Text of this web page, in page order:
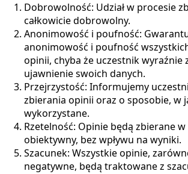
Dobrowolność: Udział w procesie
całkowicie dobrowolny.
Anonimowość i poufność:
anonimowość i poufność
opinii, chyba że uczestnik wyraźnie
ujawnienie swoich danych.
Przejrzystość: Informujemy
zbierania opinii oraz o sposobie, w
wykorzystane.
Rzetelność: Opinie będą zbierane
obiektywny, bez wpływu na wyniki.
Szacunek: Wszystkie opinie,
negatywne, będą traktowane z